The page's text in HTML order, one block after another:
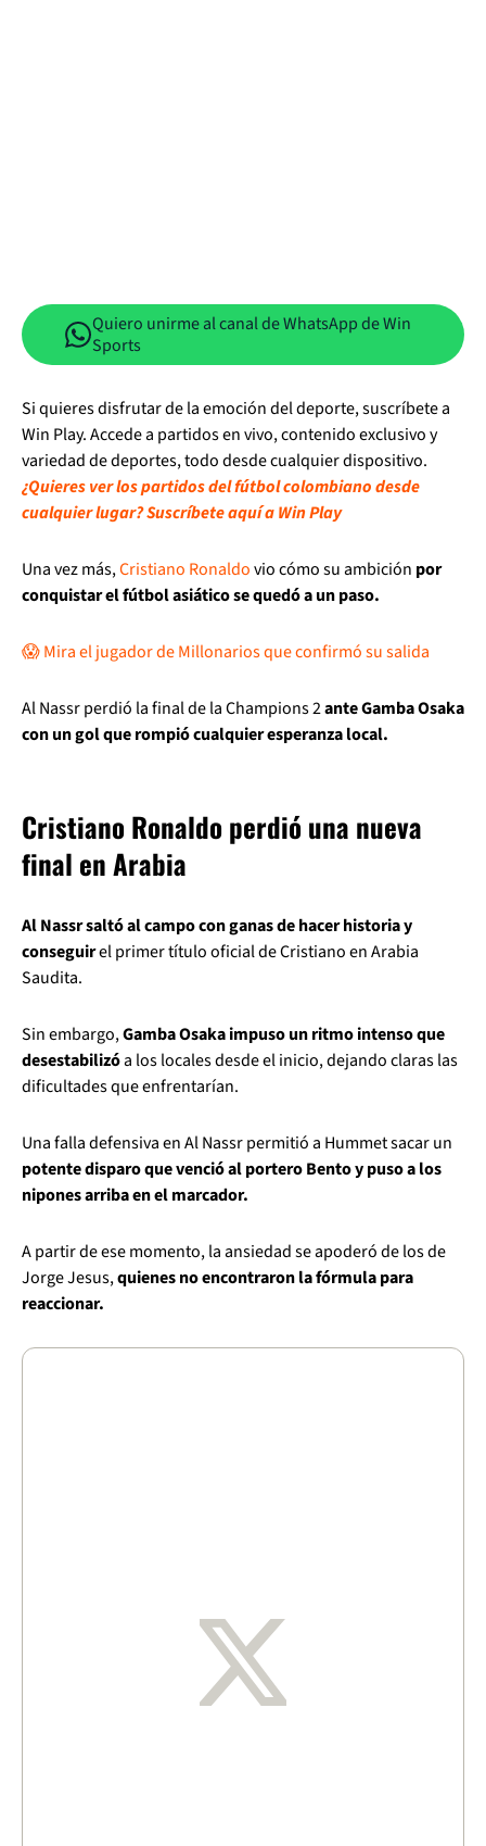
Quiero unirme al canal de WhatsApp de Win
Sports
Si quieres disfrutar de la emoción del deporte, suscríbete a
Win Play. Accede a partidos en vivo, contenido exclusivo y
variedad de deportes, todo desde cualquier dispositivo.
¿Quieres ver los partidos del fútbol colombiano desde
cualquier lugar? Suscríbete aquí a Win Play
Una vez más,Cristiano Ronaldovio cómo su ambición por
conquistar el fútbol asiático se quedó a un paso.
😱 Mira el jugador de Millonarios que confirmó su salida
Al Nassr perdió la final de la Champions 2ante Gamba Osaka
con un gol que rompió cualquier esperanza local.
Cristiano Ronaldo perdió una nueva
final en Arabia
Al Nassr saltó al campo con ganas de hacer historia y
conseguirel primer título oficial de Cristiano en Arabia
Saudita.
Sin embargo,Gamba Osaka impuso un ritmo intenso que
desestabilizóa los locales desde el inicio, dejando claras las
dificultades que enfrentarían.
Una falla defensiva en Al Nassr permitió a Hummet sacar un
potente disparo que venció al portero Bento y puso a los
nipones arriba en el marcador.
A partir de ese momento, la ansiedad se apoderó de los de
Jorge Jesus,quienes no encontraron la fórmula para
reaccionar.